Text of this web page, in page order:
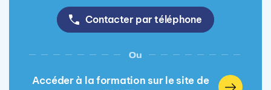
Contacter par téléphone
Ou
Accéder à la formation sur le site de